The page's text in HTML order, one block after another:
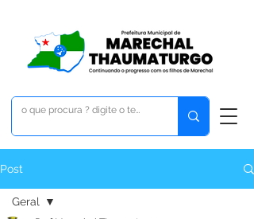
Post
Geral